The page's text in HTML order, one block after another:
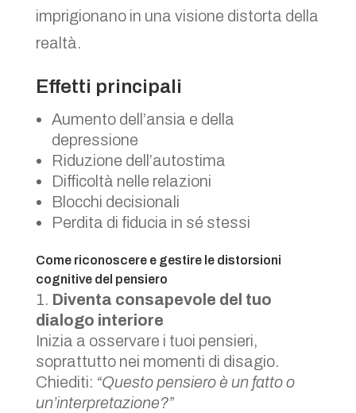
imprigionano in una visione distorta della
realtà.
Effetti principali
Aumento dell’ansia e della
depressione
Riduzione dell’autostima
Difficoltà nelle relazioni
Blocchi decisionali
Perdita di fiducia in sé stessi
Come riconoscere e gestire le distorsioni
cognitive del pensiero
Diventa consapevole del tuo
dialogo interiore
Inizia a osservare i tuoi pensieri,
soprattutto nei momenti di disagio.
Chiediti: “Questo pensiero è un fatto o
un’interpretazione?”